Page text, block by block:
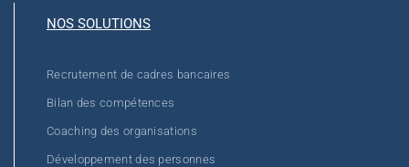
NOS SOLUTIONS
Recrutement de cadres bancaires
Bilan des compétences
Coaching des organisations
Développement des personnes